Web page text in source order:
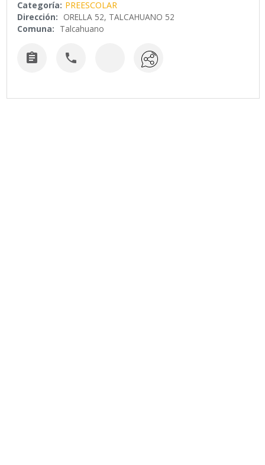
Categoría: PREESCOLAR
Dirección: ORELLA 52, TALCAHUANO 52
Comuna: Talcahuano
 